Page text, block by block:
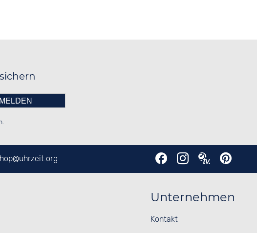
uhrzeit.org
Unternehmen
Kontakt